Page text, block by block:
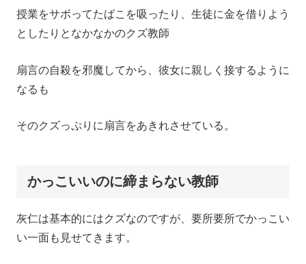
授業をサボってたばこを吸ったり、生徒に金を借りよう
としたりとなかなかのクズ教師
扇言の自殺を邪魔してから、彼女に親しく接するように
なるも
そのクズっぷりに扇言をあきれさせている。
かっこいいのに締まらない教師
灰仁は基本的にはクズなのですが、要所要所でかっこい
い一面も見せてきます。